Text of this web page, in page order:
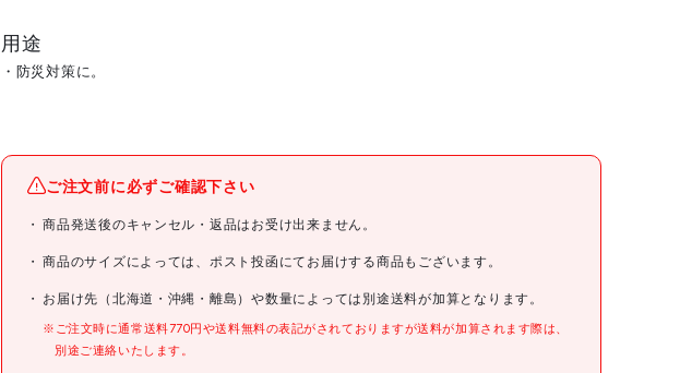
用途
・防災対策に。
ブランド名 緑十字
商品名 緑十字 防災用品 緊急用ホイッスル
型式 380323
ご注文前に必ずご確認下さい
商品発送後のキャンセル・返品はお受け出来ません。
商品のサイズによっては、ポスト投函にてお届けする商品もございます。
お届け先（北海道・沖縄・離島）や数量によっては別途送料が加算となります。
※ご注文時に通常送料770円や送料無料の表記がされておりますが送料が加算されます際は、
別途ご連絡いたします。